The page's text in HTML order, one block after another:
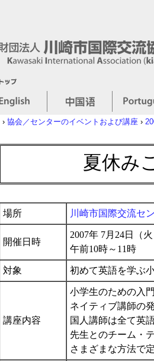
› 協会／センターのイベントおよび講座 ›
夏休み
場所 川崎市国際交流セ
開催日時
2007年 7月24日（
午前10時～11時
対象 初めて英語を学ぶ
講座内容
小学生のための入
ネイティブ講師の
国人講師は全て英
先生とのチーム・
さまざまな方法で